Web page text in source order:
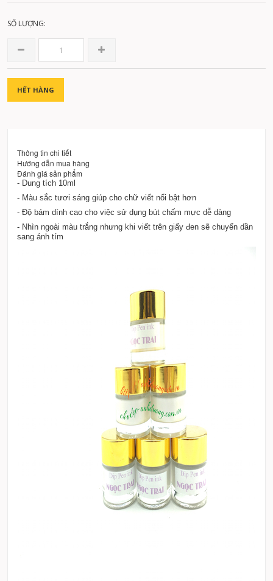
SỐ LƯỢNG:
HẾT HÀNG
Thông tin chi tiết
Hướng dẫn mua hàng
Đánh giá sản phẩm
- Dung tích 10ml
- Màu sắc tươi sáng giúp cho chữ viết nổi bật hơn
- Độ bám dính cao cho việc sử dụng bút chấm mực dễ dàng
- Nhìn ngoài màu trắng nhưng khi viết trên giấy đen sẽ chuyển dần
sang ánh tím